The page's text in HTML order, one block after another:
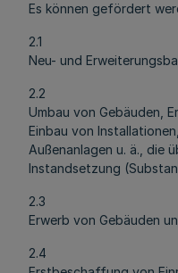
Es können gefördert
2.1
Neu- und
2.2
Umbau von Gebäuden,
Einbau von
Außenanlagen u. ä., die
Instandsetzung
2.3
Erwerb von Gebäuden
2.4